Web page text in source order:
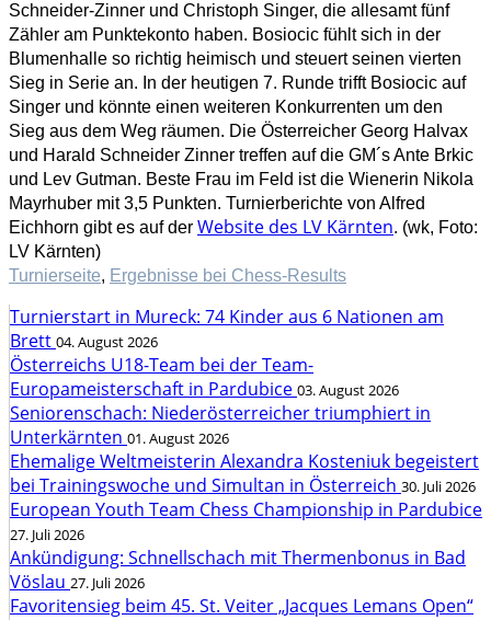
Schneider-Zinner und Christoph Singer, die allesamt fünf
Zähler am Punktekonto haben. Bosiocic fühlt sich in der
Blumenhalle so richtig heimisch und steuert seinen vierten
Sieg in Serie an. In der heutigen 7. Runde trifft Bosiocic auf
Singer und könnte einen weiteren Konkurrenten um den
Sieg aus dem Weg räumen. Die Österreicher Georg Halvax
und Harald Schneider Zinner treffen auf die GM´s Ante Brkic
und Lev Gutman. Beste Frau im Feld ist die Wienerin Nikola
Mayrhuber mit 3,5 Punkten. Turnierberichte von Alfred
Eichhorn gibt es auf der Website des LV Kärnten. (wk, Foto:
LV Kärnten)
Turnierseite, Ergebnisse bei Chess-Results
Turnierstart in Mureck: 74 Kinder aus 6 Nationen am
Brett 04. August 2026
Österreichs U18-Team bei der Team-
Europameisterschaft in Pardubice 03. August 2026
Seniorenschach: Niederösterreicher triumphiert in
Unterkärnten 01. August 2026
Ehemalige Weltmeisterin Alexandra Kosteniuk begeistert
bei Trainingswoche und Simultan in Österreich 30. Juli 2026
European Youth Team Chess Championship in Pardubice
27. Juli 2026
Ankündigung: Schnellschach mit Thermenbonus in Bad
Vöslau 27. Juli 2026
Favoritensieg beim 45. St. Veiter „Jacques Lemans Open“